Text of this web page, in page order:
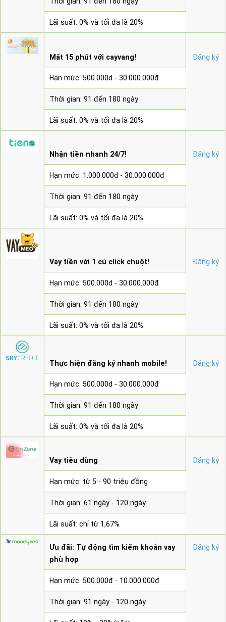
Lãi suất: 0% và tối đa là 20%
Mất 15 phút với cayvang! Đăng ký
Hạn mức: 500.000d - 30.000.000đ
Thời gian: 91 đến 180 ngày
Lãi suất: 0% và tối đa là 20%
Nhận tiền nhanh 24/7! Đăng ký
Hạn mức: 1.000.000d - 30.000.000đ
Thời gian: 91 đến 180 ngày
Lãi suất: 0% và tối đa là 20%
Vay tiền với 1 cú click chuột! Đăng ký
Hạn mức: 500.000d - 30.000.000đ
Thời gian: 91 đến 180 ngày
Lãi suất: 0% và tối đa là 20%
Thực hiện đăng ký nhanh mobile! Đăng ký
Hạn mức: 500.000d - 30.000.000đ
Thời gian: 91 đến 180 ngày
Lãi suất: 0% và tối đa là 20%
Vay tiêu dùng Đăng ký
Hạn mức: từ 5 - 90 triệu đồng
Thời gian: 61 ngày - 120 ngày
Lãi suất: chỉ từ 1,67%
Ưu đãi: Tự động tìm kiếm khoản vay
phù hợp
Đăng ký
Hạn mức: 500.000đ - 10.000.000đ
Thời gian: 91 ngày - 120 ngày